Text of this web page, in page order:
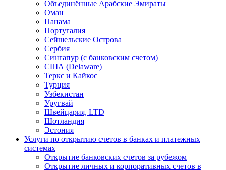
Объединённые Арабские Эмираты
Оман
Панама
Португалия
Сейшельские Острова
Сербия
Сингапур (c банковским счетом)
США (Delaware)
Теркс и Кайкос
Турция
Узбекистан
Уругвай
Швейцария, LTD
Шотландия
Эстония
Услуги по открытию счетов в банках и платежных
системах
Открытие банковских счетов за рубежом
Открытие личных и корпоративных счетов в